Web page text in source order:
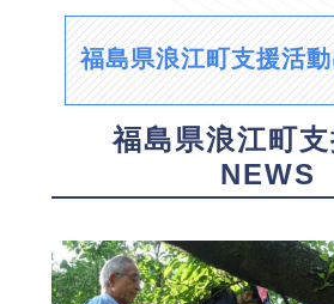
福島県浪江町支援活
福島県浪江町
NEWS